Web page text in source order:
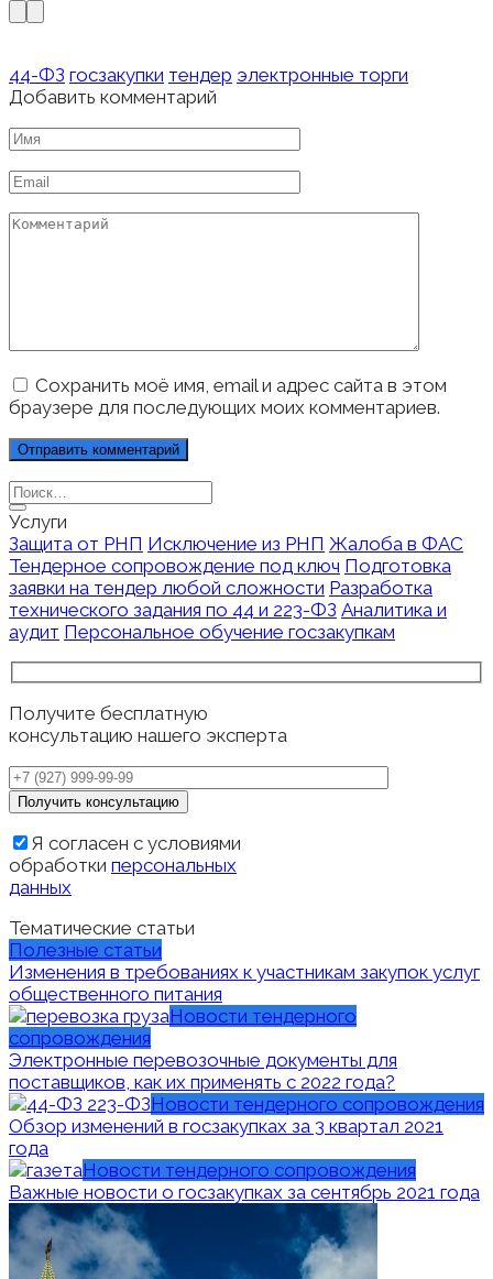
44-ФЗ госзакупки тендер электронные торги
Добавить комментарий
Имя
*
Email
*
Комментарий
Сохранить моё имя, email и адрес сайта в этом
браузере для последующих моих комментариев.
Search
for:
Услуги
Защита от РНП Исключение из РНП Жалоба в ФАС
Тендерное сопровождение под ключ Подготовка
заявки на тендер любой сложности Разработка
технического задания по 44 и 223-ФЗ Аналитика и
аудит Персональное обучение госзакупкам
Получите бесплатную
консультацию нашего эксперта
Я согласен с условиями
обработки персональных
данных
Тематические статьи
Полезные статьи
Изменения в требованиях к участникам закупок услуг
общественного питания
Новости тендерного
сопровождения
Электронные перевозочные документы для
поставщиков, как их применять с 2022 года?
Новости тендерного сопровождения
Обзор изменений в госзакупках за 3 квартал 2021
года
Новости тендерного сопровождения
Важные новости о госзакупках за сентябрь 2021 года